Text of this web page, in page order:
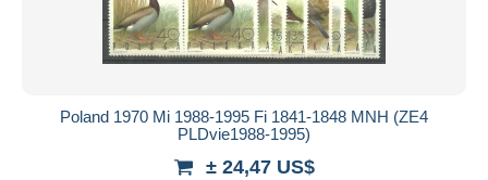
Poland 1970 Mi 1988-1995 Fi 1841-1848 MNH (ZE4
PLDvie1988-1995)
± 24,47 US$